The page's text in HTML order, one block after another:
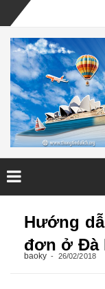
Hướng
đơn ở Đà
baoky 26/02/2018